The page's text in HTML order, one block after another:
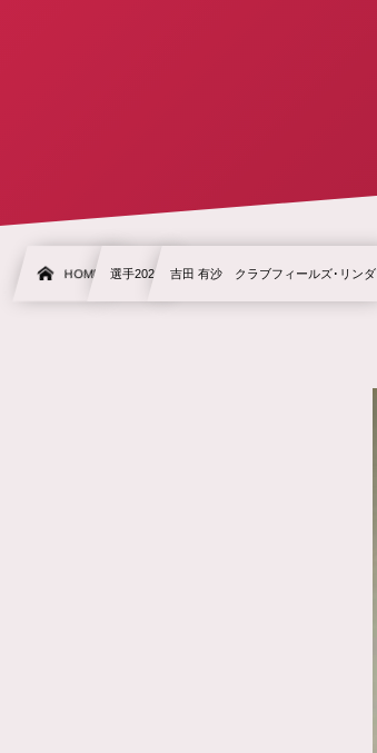
HOME 選手2021 吉田 有沙 クラブフィールズ･リンダ